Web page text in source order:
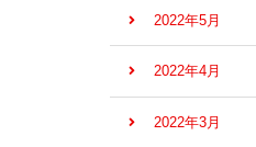
2022年5月
2022年4月
2022年3月